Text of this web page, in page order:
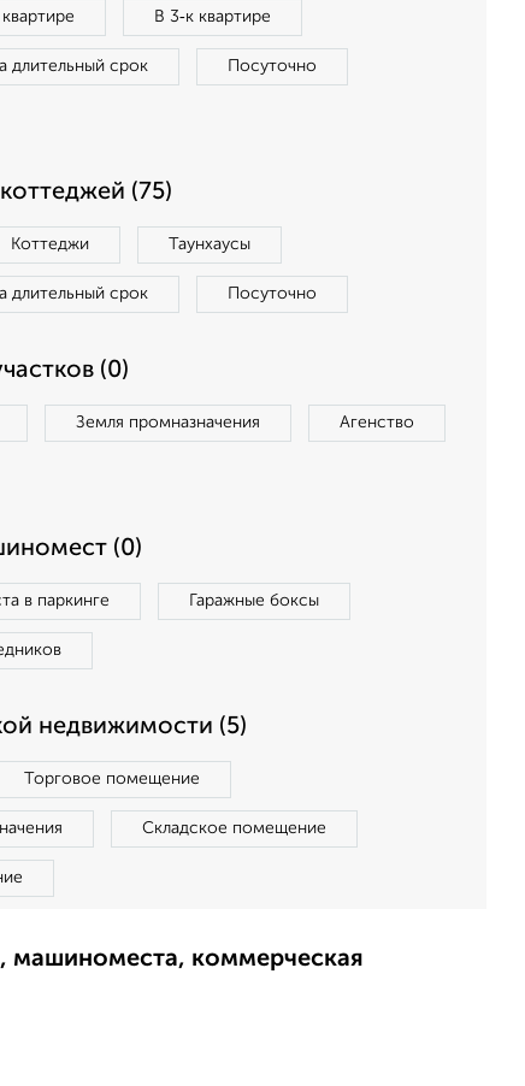
квартире В 3‑к квартире
длительный срок Посуточно
(75)
Коттеджи Таунхаусы
длительный срок Посуточно
(0)
Земля промназначения Агенство
(0)
в паркинге Гаражные боксы
недвижимости (5)
Торговое помещение
Складское помещение
машиноместа, коммерческая